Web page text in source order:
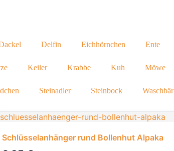
Delfin Eichhörnchen Ente
Keiler Krabbe Kuh Möwe
Steinadler Steinbock Waschbär
Schlüsselanhänger rund Bollenhut Alpaka